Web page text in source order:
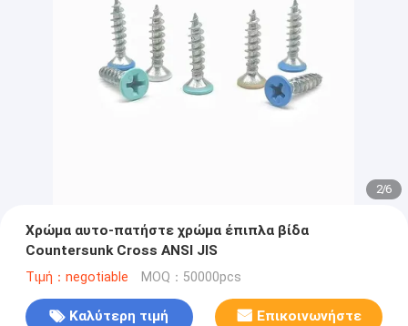
2/6
Χρώμα αυτο-πατήστε χρώμα έπιπλα βίδα
Countersunk Cross ANSI JIS
Τιμή：negotiable MOQ：50000pcs
Καλύτερη τιμή Επικοινωνήστε